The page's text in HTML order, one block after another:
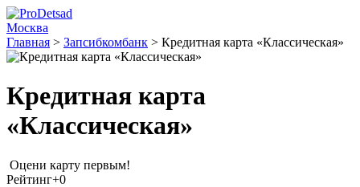
Москва
Главная > Запсибкомбанк > Кредитная карта «Классическая»
Кредитная карта
«Классическая»
Оцени карту первым!
Рейтинг+0